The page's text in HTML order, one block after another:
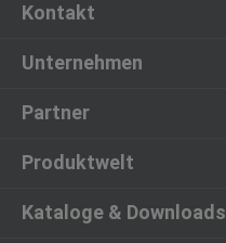
Kontakt
Unternehmen
Partner
Produktwelt
Kataloge & Downloads